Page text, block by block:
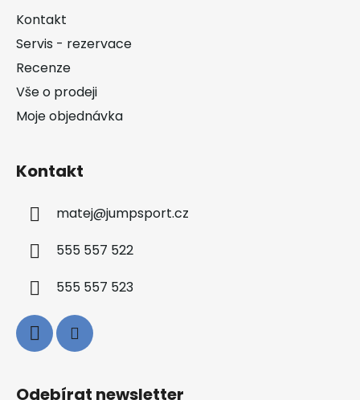
Kontakt
Servis - rezervace
Recenze
Vše o prodeji
Moje objednávka
Kontakt
matej@jumpsport.cz
555 557 522
555 557 523
Odebírat newsletter